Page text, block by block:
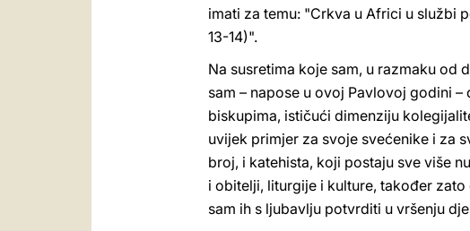
imati za temu: "Crkva u Africi u službi
13-14)".
Na susretima koje sam, u razmaku od
sam – napose u ovoj Pavlovoj godini
biskupima, ističući dimenziju
uvijek primjer za svoje svećenike i za
broj, i katehista, koji postaju sve više
i obitelji, liturgije i kulture, također
sam ih s ljubavlju potvrditi u vršenju